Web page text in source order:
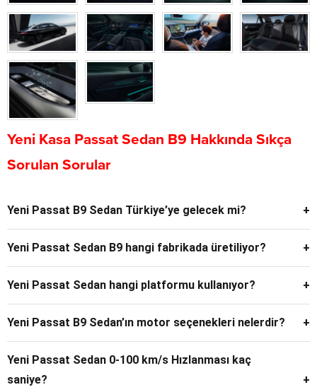
Yeni Kasa Passat Sedan B9 Hakkında Sıkça
Sorulan Sorular
Yeni Passat B9 Sedan Türkiye’ye gelecek mi?
Hayır, sadece Çin ve Asya pazarında satışa sunuldu. Türkiye
ve Avrupa’ya gelmeyecek.
Yeni Passat Sedan B9 hangi fabrikada üretiliyor?
Slovakya Bratislava fabrikasında SAIC Volkswagen
ortaklığıyla üretiliyor.
Yeni Passat Sedan hangi platformu kullanıyor?
MQB Evo platformu üzerine geliştirildi.
Yeni Passat B9 Sedan’ın motor seçenekleri nelerdir?
1.5 TSI (300 TSI – 158 bg, 250 Nm) ve 2.0 TSI (380 TSI –
217 bg, 350 Nm)
Yeni Passat Sedan 0-100 km/s Hızlanması kaç
saniye?